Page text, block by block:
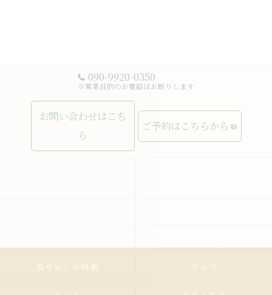
090-9920-0350
※営業目的のお電話はお断りします
お問い合わせはこち
ら
ご予約はこちらから
当サロンの特徴 アロマ